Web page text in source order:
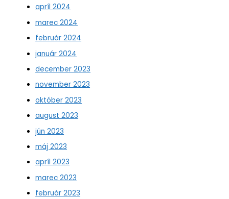
apríl 2024
marec 2024
február 2024
január 2024
december 2023
november 2023
október 2023
august 2023
jún 2023
máj 2023
apríl 2023
marec 2023
február 2023